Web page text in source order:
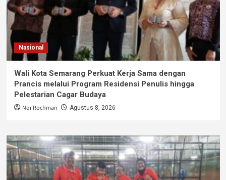
Nasional
Wali Kota Semarang Perkuat Kerja Sama dengan
Prancis melalui Program Residensi Penulis hingga
Pelestarian Cagar Budaya
Nor Rochman Agustus 8, 2026